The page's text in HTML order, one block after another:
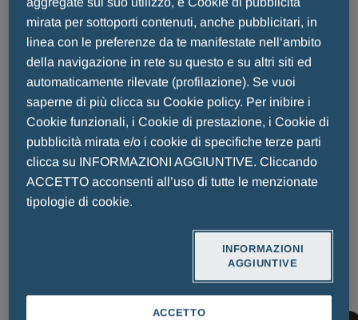
Premio Internazionale Fair Play
Menarini, trent’anni di sport e valori
celebrati sul palco del Maggio Musicale
Fiorentino
Pubblicato il:15 Luglio 2026 Tempo di lettura: 3 minuti
La 30ª edizione del Premio Internazionale Fair Play Menarini si
è chiusa al Teatro del Maggio Musicale Fiorentino con una
serata dedicata allo sport nella sua dimensione più autentica,
fatta di imprese memorabili, ma soprattutto di responsabilità e
mirata per sottoporti contenuti, anche pubblicitari, in
linea con le preferenze da te manifestate nell‘ambito
della navigazione in rete su questo e su altri siti ed
automaticamente rilevate (profilazione). Se vuoi
saperne di più clicca su Cookie policy. Per inibire i
Cookie funzionali, i Cookie di prestazione, i Cookie di
pubblicità mirata e/o i cookie di specifiche terze parti
clicca su INFORMAZIONI AGGIUNTIVE. Cliccando
ACCETTO acconsenti all’uso di tutte le menzionate
tipologie di cookie.
INFORMAZIONI
AGGIUNTIVE
ACCETTO